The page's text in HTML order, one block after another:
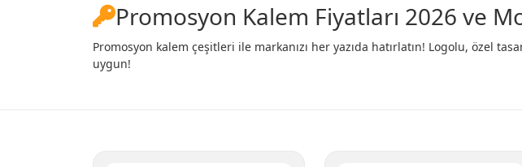
Promosyon Kalem Fiyatları 2026 ve
Promosyon kalem çeşitleri ile markanızı her yazıda hatırlatın! Logolu, özel
uygun!